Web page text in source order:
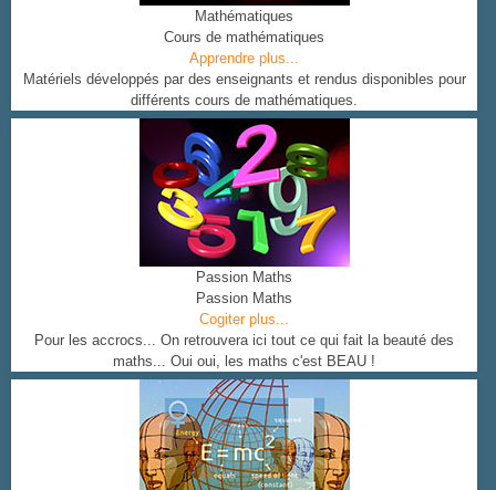
Mathématiques
Cours de mathématiques
Apprendre plus...
Matériels développés par des enseignants et rendus disponibles pour
différents cours de mathématiques.
Passion Maths
Passion Maths
Cogiter plus...
Pour les accrocs... On retrouvera ici tout ce qui fait la beauté des
maths... Oui oui, les maths c'est BEAU !